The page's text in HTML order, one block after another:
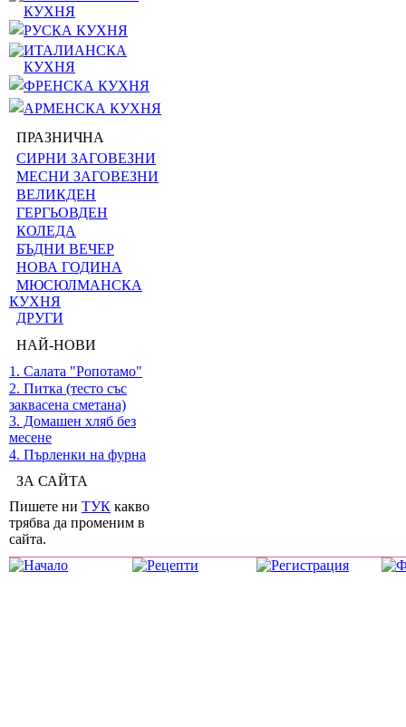
КУХНЯ
РУСКА КУХНЯ
ИТАЛИАНСКА
КУХНЯ
ФРЕНСКА КУХНЯ
АРМЕНСКА КУХНЯ
ПРАЗНИЧНА
СИРНИ ЗАГОВЕЗНИ
МЕСНИ ЗАГОВЕЗНИ
ВЕЛИКДЕН
ГЕРГЬОВДЕН
КОЛЕДА
БЪДНИ ВЕЧЕР
НОВА ГОДИНА
МЮСЮЛМАНСКА
КУХНЯ
ДРУГИ
НАЙ-НОВИ
1. Салата "Ропотамо"
2. Питка (тесто със
заквасена сметана)
3. Домашен хляб без
месене
4. Пърленки на фурна
ЗА САЙТА
Пишете ни ТУК какво
трябва да променим в
сайта.